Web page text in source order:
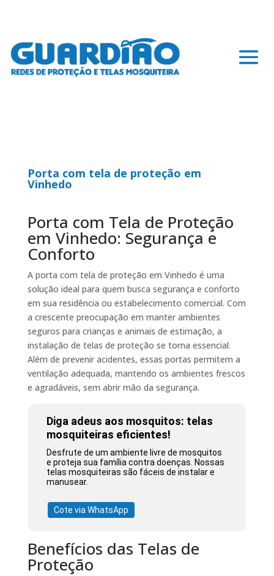
Porta com tela de proteção em
Vinhedo
Porta com Tela de Proteção
em Vinhedo: Segurança e
Conforto
A porta com tela de proteção em Vinhedo é uma
solução ideal para quem busca segurança e conforto
em sua residência ou estabelecimento comercial. Com
a crescente preocupação em manter ambientes
seguros para crianças e animais de estimação, a
instalação de telas de proteção se torna essencial.
Além de prevenir acidentes, essas portas permitem a
ventilação adequada, mantendo os ambientes frescos
e agradáveis, sem abrir mão da segurança.
Diga adeus aos mosquitos: telas
mosquiteiras eficientes!
Desfrute de um ambiente livre de mosquitos
e proteja sua família contra doenças. Nossas
telas mosquiteiras são fáceis de instalar e
manusear.
Cote via WhatsApp
Benefícios das Telas de
Proteção